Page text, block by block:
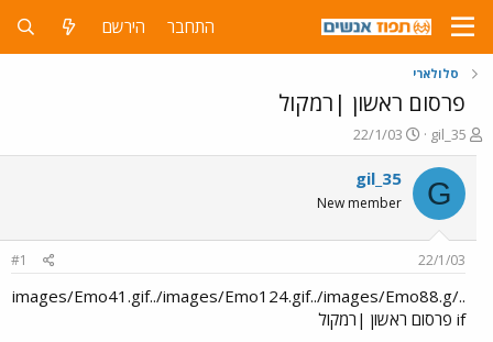
התחבר הירשם
סלולארי
פרסום ראשון |רמקול
פ
ו
ת
ח
ה
ש
gil_35
פ
ו
ר
ם
ר
י
ך
22/1/03
G
gil_35
New member
22/1/03
#1
../images/Emo41.gif../images/Emo124.gif../images/Emo88.g
if פרסום ראשון |רמקול